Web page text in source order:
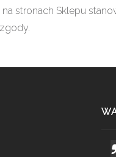
stronach Sklepu